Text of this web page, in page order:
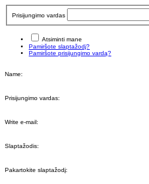
Prisijungimo vardas
Atsiminti mane
Pamiršote slaptažodį?
Pamiršote prisijungimo vardą?
Name:
Prisijungimo vardas:
Write e-mail:
Slaptažodis:
Pakartokite slaptažodį: